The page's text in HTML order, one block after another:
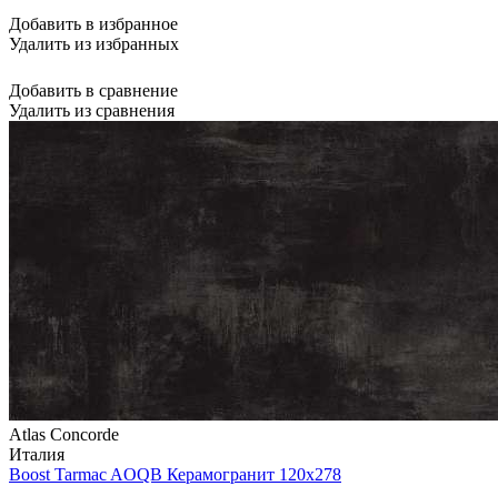
Добавить в избранное
Удалить из избранных
Добавить в сравнение
Удалить из сравнения
Atlas Concorde
Италия
Boost Tarmac AOQB Керамогранит 120x278